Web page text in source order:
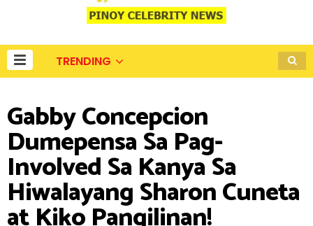
TRENDING
Gabby Concepcion
Dumepensa Sa Pag-
Involved Sa Kanya Sa
Hiwalayang Sharon Cuneta